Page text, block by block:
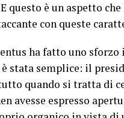
questo è un aspetto
con queste
ha fatto uno
stata semplice: il
quando si tratta
avesse espresso